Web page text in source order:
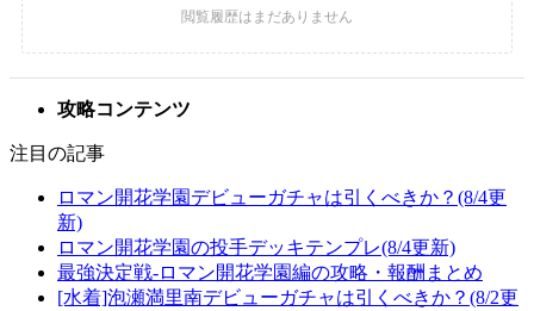
攻略コンテンツ
注目の記事
ロマン開花学園デビューガチャは引くべきか？(8/4更
新)
ロマン開花学園の投手デッキテンプレ(8/4更新)
最強決定戦-ロマン開花学園編の攻略・報酬まとめ
[水着]泡瀬満里南デビューガチャは引くべきか？(8/2更